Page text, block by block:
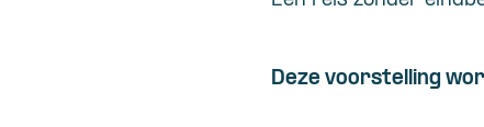
Deze voorstelling